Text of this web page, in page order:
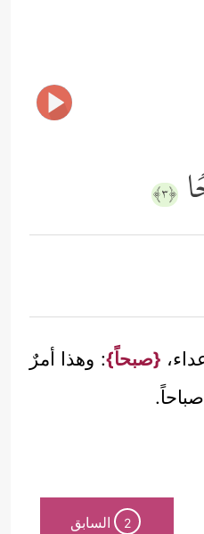
﴿٣﴾
{صبحاً}: وهذا أمرٌ
2 السابق